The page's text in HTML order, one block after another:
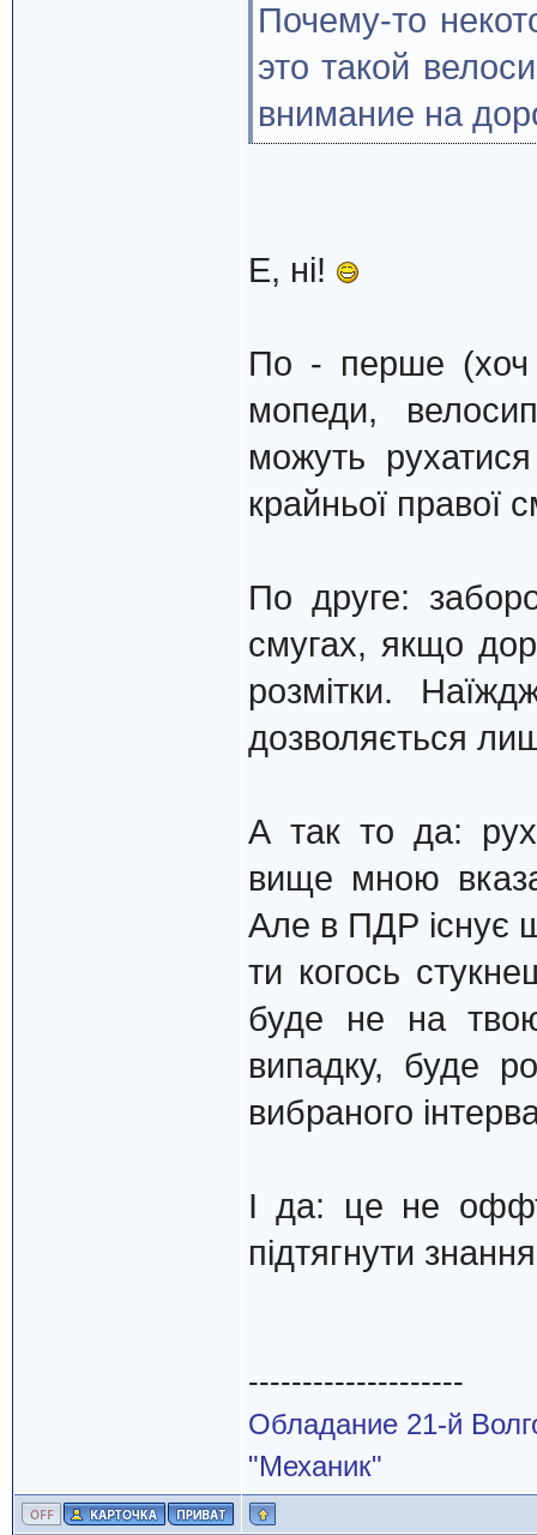
Почему-то
это такой
внимание на
Е, ні!
По - перше (хоч
мопеди,
можуть
крайньої правої
По друге:
смугах, якщо
розмітки.
дозволяється
А так то да:
вище мною
Але в ПДР існує
ти когось
буде не на
випадку, буде
вибраного
І да: це не
підтягнути
--------------------
Обладание 21-й
"Механик"